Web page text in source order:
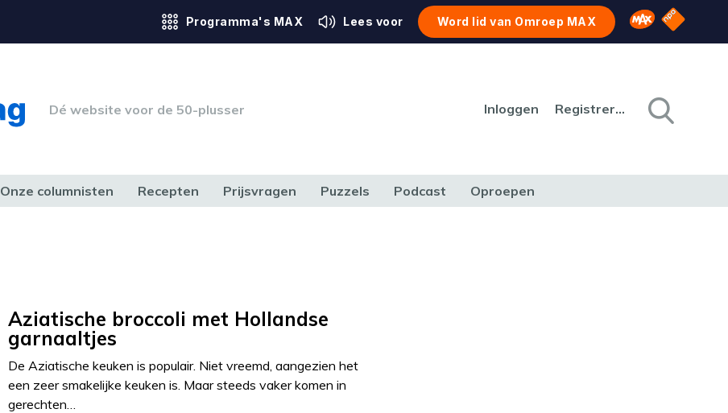
Programma's MAX Lees voor Word lid van Omroep MAX Omroep MAX
NPO
Dé website voor de 50-plusser Inloggen Registreren
Onze columnisten Recepten Prijsvragen Puzzels Podcast Oproepen
Aziatische broccoli met Hollandse
garnaaltjes
De Aziatische keuken is populair. Niet vreemd, aangezien het
een zeer smakelijke keuken is. Maar steeds vaker komen in
gerechten…